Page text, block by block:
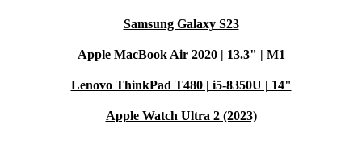
Samsung Galaxy S23
Apple MacBook Air 2020 | 13.3" | M1
Lenovo ThinkPad T480 | i5-8350U | 14"
Apple Watch Ultra 2 (2023)